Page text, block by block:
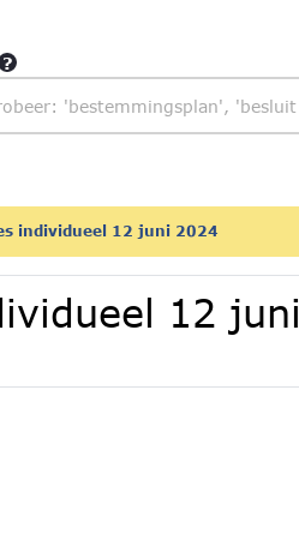
individueel 12 juni 2024
12 juni